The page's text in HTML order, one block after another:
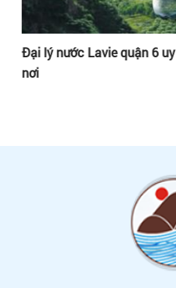
Đại lý nước Lavie quận 6
nơi